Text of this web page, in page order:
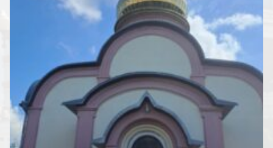
в жизни нашего народа. Завершилась Литургия праздничным
молебном, как благодарение...